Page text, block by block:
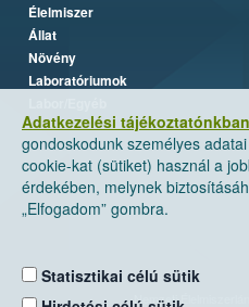
Adatkezelési tájékoztatónkban
gondoskodunk személyes
cookie-kat (sütiket) használ a
érdekében, melynek
„Elfogadom” gombra.
Statisztikai célú sütik
Élelmiszer
Állat
Növény
Laboratóriumok
Nemzeti